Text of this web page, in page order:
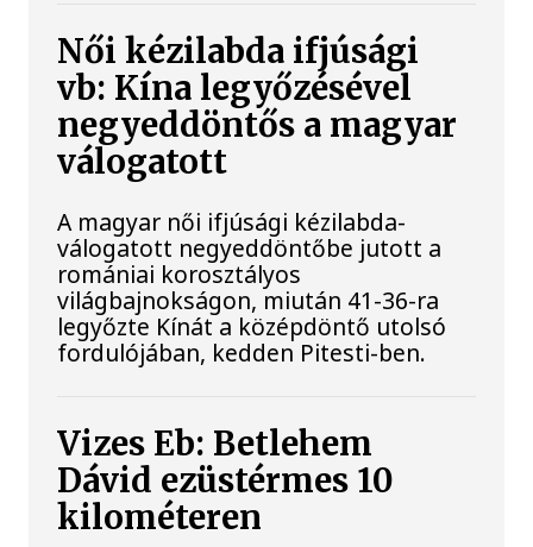
Női kézilabda ifjúsági
vb: Kína legyőzésével
negyeddöntős a magyar
válogatott
A magyar női ifjúsági kézilabda-
válogatott negyeddöntőbe jutott a
romániai korosztályos
világbajnokságon, miután 41-36-ra
legyőzte Kínát a középdöntő utolsó
fordulójában, kedden Pitesti-ben.
Vizes Eb: Betlehem
Dávid ezüstérmes 10
kilométeren